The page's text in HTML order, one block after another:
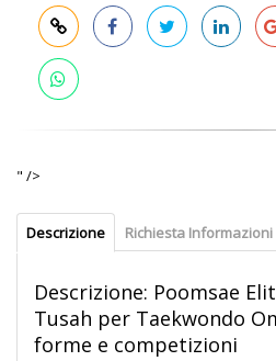
" />
Descrizione Richiesta Informazioni
Descrizione: Poomsae
Tusah per Taekwondo
forme e competizioni